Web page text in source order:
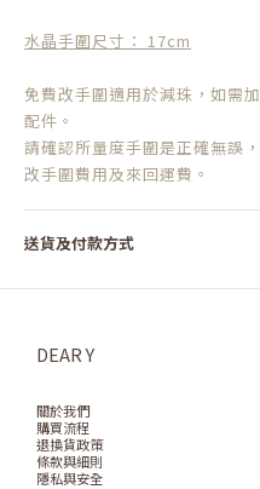
水晶手圍尺寸： 17cm
免費改手圍適用於減珠，如需
配件。
請確認所量度手圍是正確無誤
改手圍費用及來回運費。
送貨及付款方式
DEAR Y
關於我們
購買流程
退換貨政策
條款與細則
隱私與安全